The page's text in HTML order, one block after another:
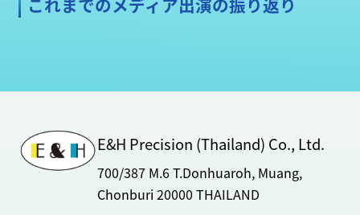
これまでのメディア出演の振り返り
E&H Precision (Thailand) Co., Ltd.
700/387 M.6 T.Donhuaroh, Muang,
Chonburi 20000 THAILAND